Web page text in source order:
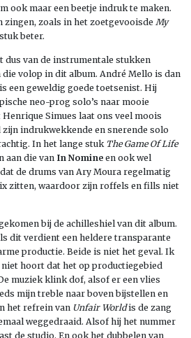
ook maar een beetje indruk te maken.
zingen, zoals in het zoetgevooisde My
beter.
dus van de instrumentale stukken
volop in dit album. André Mello is dan
een geweldig goede toetsenist. Hij
neo-prog solo’s naar mooie
Simues laat ons veel moois
indrukwekkende en snerende solo
In het lange stuk The Game Of Life
aan die van In Nomine en ook wel
de drums van Ary Moura regelmatig
zitten, waardoor zijn roffels en fills niet
bij de achilleshiel van dit album.
dit verdient een heldere transparante
productie. Beide is niet het geval. Ik
hoort dat het op productiegebied
muziek klink dof, alsof er een vlies
mijn treble naar boven bijstellen en
het refrein van Unfair Worldis de zang
weggedraaid. Alsof hij het nummer
de studio. En ook het dubbelen van